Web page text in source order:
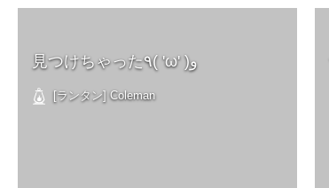
見つけちゃった٩( 'ω' )و
[ランタン] Coleman